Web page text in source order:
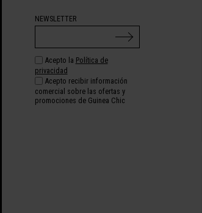
NEWSLETTER
Acepto la Política de
privacidad
Acepto recibir información
comercial sobre las ofertas y
promociones de Guinea Chic